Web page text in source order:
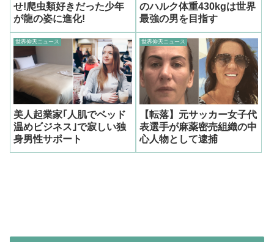
せ!爬虫類好きだった少年
が龍の姿に進化!
のハルク体重430kgは世界
最強の男を目指す
世界仰天ニュース
美人起業家｢人肌でベッド
温めビジネス｣で寂しい独
身男性サポート
世界仰天ニュース
【転落】元サッカー女子代
表選手が麻薬密売組織の中
心人物として逮捕